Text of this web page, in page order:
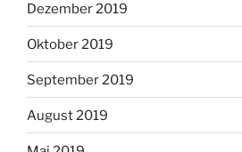
Dezember 2019
Oktober 2019
September 2019
August 2019